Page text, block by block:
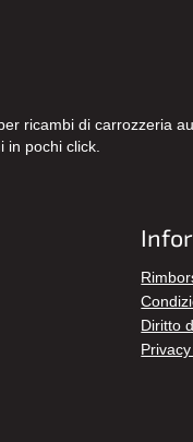
ricambi di carrozzeria
pochi click.
Diritto